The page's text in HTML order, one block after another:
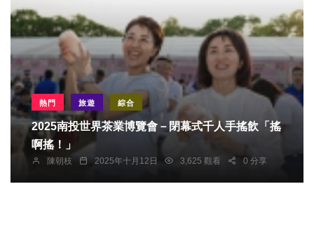
熱門 旅遊 綜合
2025南投世界茶業博覽會－閉幕式千人手搖飲「搖
啊搖！」
陳朝枝 2025年十月12日 3,625 觀看 0 分享